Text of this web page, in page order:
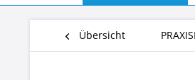
Übersicht